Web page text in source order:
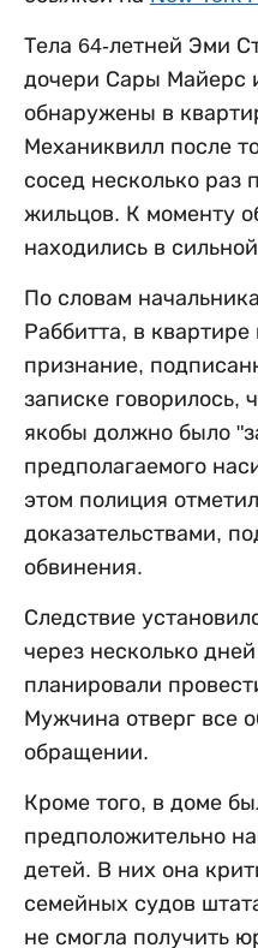
Тела 64-летней Эми
дочери Сары Майерс
обнаружены в
Механиквилл после
сосед несколько раз
жильцов. К моменту
находились в
По словам
Раббитта, в
признание,
записке говорилось,
якобы должно было
предполагаемого
этом полиция
доказательствами,
обвинения.
Следствие
через несколько
планировали
Мужчина отверг все
обращении.
Кроме того, в доме
предположительно
детей. В них она
семейных судов
не смогла получить